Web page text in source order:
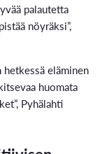
palautetta
nöyräksi”,
hetkessä eläminen
huomata
Pyhälahti